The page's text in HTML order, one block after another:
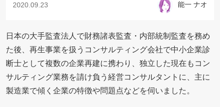
2020.09.23 能一 ナオ
日本の大手監査法人で財務諸表監査・内部統制監査を務め
た後、再生事業を扱うコンサルティング会社で中小企業診
断士として複数の企業再建に携わり、独立した現在もコン
サルティング業務を請け負う経営コンサルタントに、主に
製造業で傾く企業の特徴や問題点などを伺いました。